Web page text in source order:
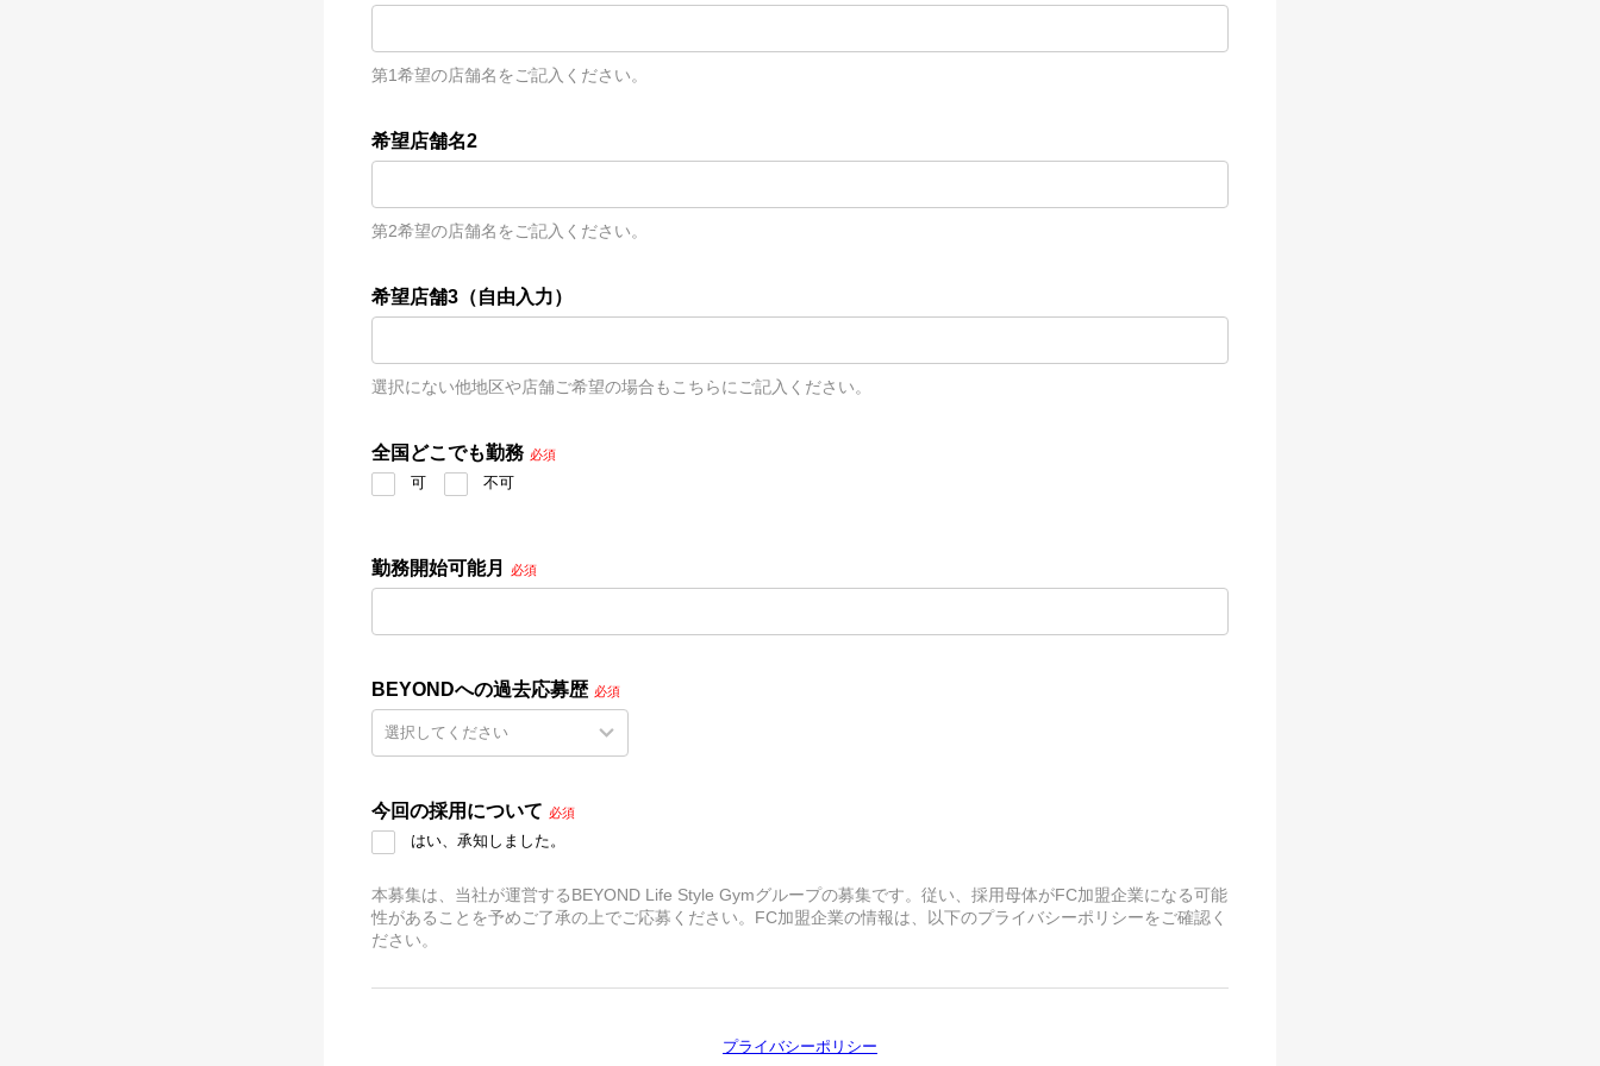
第1希望の店舗名をご記入ください。
希望店舗名2
第2希望の店舗名をご記入ください。
希望店舗3（自由入力）
選択にない他地区や店舗ご希望の場合もこちらにご記入ください。
全国どこでも勤務 必須
可 不可
勤務開始可能月 必須
BEYONDへの過去応募歴 必須
今回の採用について 必須
はい、承知しました。
本募集は、当社が運営するBEYOND Life Style Gymグループの募集です。従い、採用母体がFC加盟企業になる可能
性があることを予めご了承の上でご応募ください。FC加盟企業の情報は、以下のプライバシーポリシーをご確認く
ださい。
プライバシーポリシー